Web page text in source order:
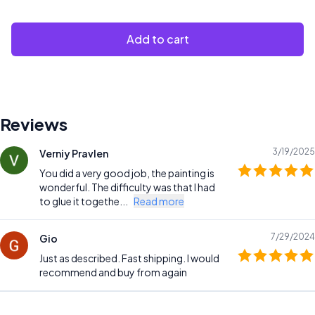
Add to cart
Reviews
Verniy Pravlen
You did a very good job, the painting is
wonderful. The difficulty was that I had
to glue it togethe...
Read more
3/19/2025
Gio
Just as described. Fast shipping. I would
recommend and buy from again
7/29/2024